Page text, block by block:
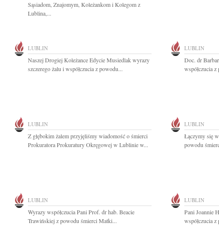
Sąsiadom, Znajomym, Koleżankom i Kolegom z
Lublina,...
LUBLIN
Naszej Drogiej Koleżance Edycie Musiedlak wyrazy
szczerego żalu i współczucia z powodu...
LUBLIN
Doc. dr
współczucia
LUBLIN
Z głębokim żalem przyjęliśmy wiadomość o śmierci
Prokuratora Prokuratury Okręgowej w Lublinie w...
LUBLIN
Łączymy się
powodu
LUBLIN
Wyrazy współczucia Pani Prof. dr hab. Beacie
Trawińskiej z powodu śmierci Matki...
LUBLIN
Pani Joannie
współczucia